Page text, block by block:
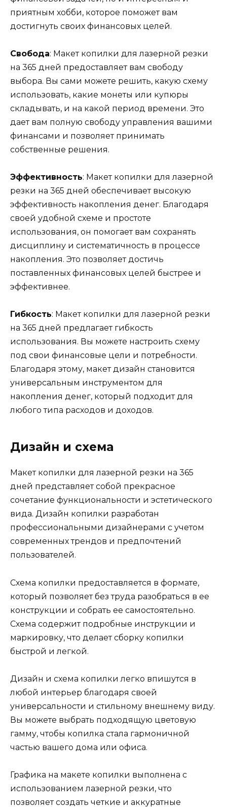
приятным хобби, которое поможет вам
достигнуть своих финансовых целей.
Свобода: Макет копилки для лазерной резки
на 365 дней предоставляет вам свободу
выбора. Вы сами можете решить, какую схему
использовать, какие монеты или купюры
складывать, и на какой период времени. Это
дает вам полную свободу управления вашими
финансами и позволяет принимать
собственные решения.
Эффективность: Макет копилки для лазерной
резки на 365 дней обеспечивает высокую
эффективность накопления денег. Благодаря
своей удобной схеме и простоте
использования, он помогает вам сохранять
дисциплину и систематичность в процессе
накопления. Это позволяет достичь
поставленных финансовых целей быстрее и
эффективнее.
Гибкость: Макет копилки для лазерной резки
на 365 дней предлагает гибкость
использования. Вы можете настроить схему
под свои финансовые цели и потребности.
Благодаря этому, макет дизайн становится
универсальным инструментом для
накопления денег, который подходит для
любого типа расходов и доходов.
Дизайн и схема
Макет копилки для лазерной резки на 365
дней представляет собой прекрасное
сочетание функциональности и эстетического
вида. Дизайн копилки разработан
профессиональными дизайнерами с учетом
современных трендов и предпочтений
пользователей.
Схема копилки предоставляется в формате,
который позволяет без труда разобраться в ее
конструкции и собрать ее самостоятельно.
Схема содержит подробные инструкции и
маркировку, что делает сборку копилки
быстрой и легкой.
Дизайн и схема копилки легко впишутся в
любой интерьер благодаря своей
универсальности и стильному внешнему виду.
Вы можете выбрать подходящую цветовую
гамму, чтобы копилка стала гармоничной
частью вашего дома или офиса.
Графика на макете копилки выполнена с
использованием лазерной резки, что
позволяет создать четкие и аккуратные